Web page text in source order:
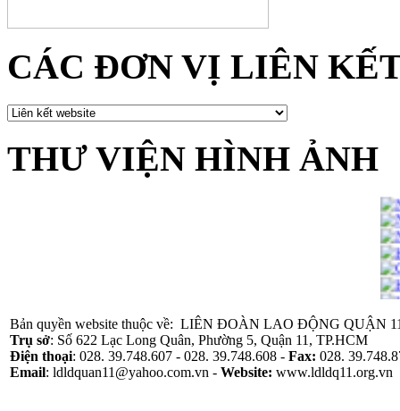
CÁC ĐƠN VỊ LIÊN
THƯ VIỆN HÌNH ẢNH
Bản quyền website thuộc về: LIÊN ĐOÀN LAO ĐỘNG QUẬN
Trụ sở: Số 622 Lạc Long Quân, Phường 5, Quận 11, TP.HCM
Điện thoại: 028. 39.748.607 - 028. 39.748.608 - Fax: 028.
Email: ldldquan11@yahoo.com.vn - Website: www.ldldq11.org.vn